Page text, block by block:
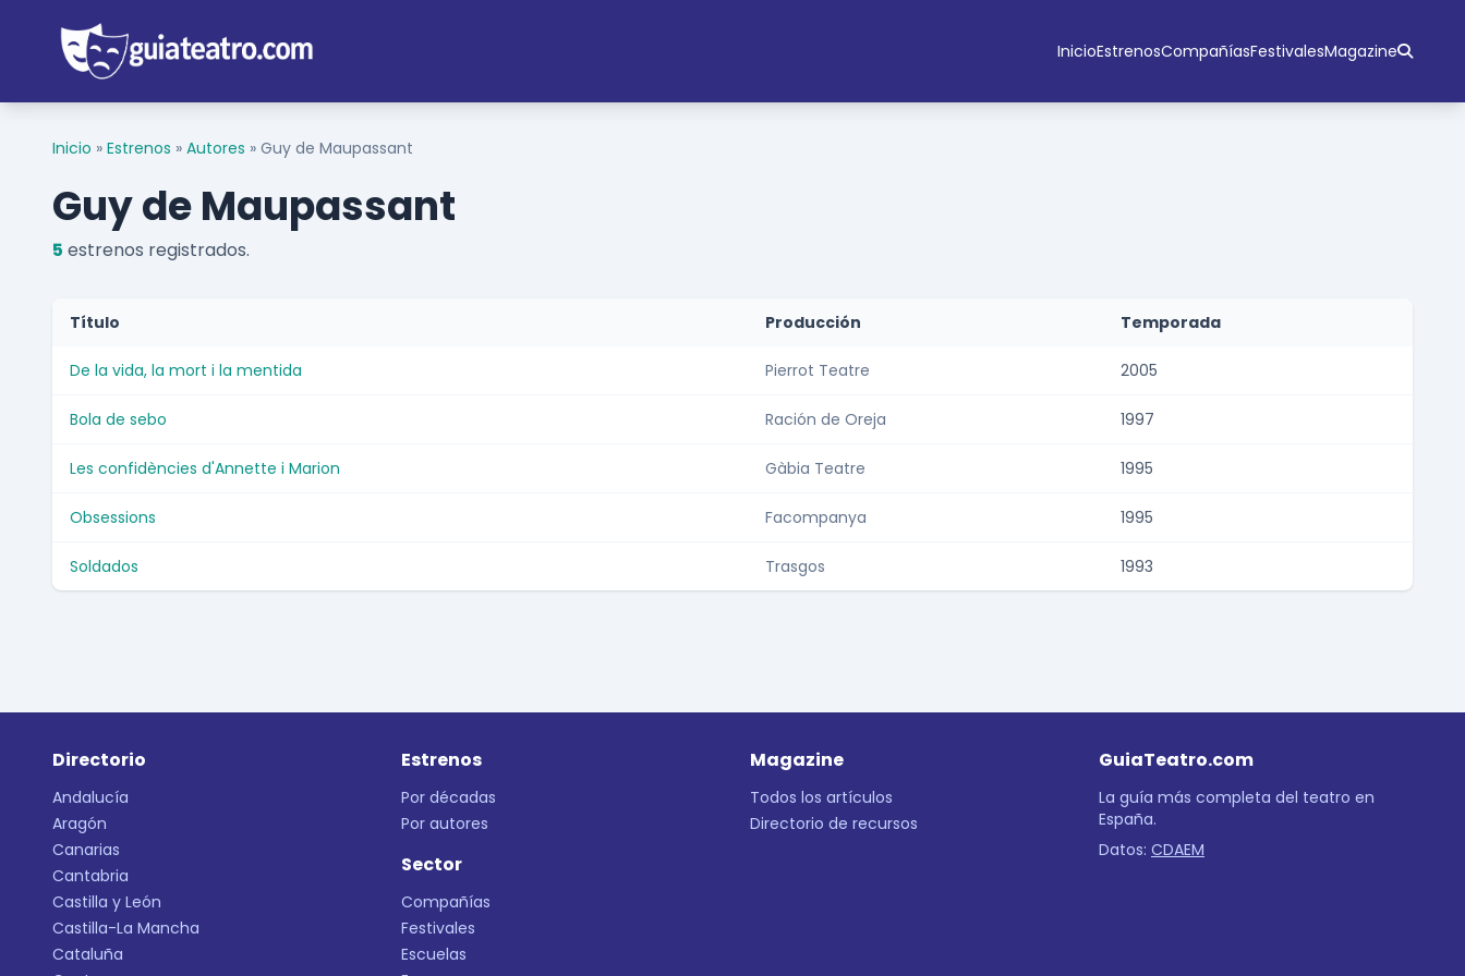
InicioEstrenosCompañíasFestivalesMagazine
Inicio » Estrenos » Autores » Guy de Maupassant
Guy de Maupassant
5 estrenos registrados.
Título Producción Temporada
De la vida, la mort i la mentida Pierrot Teatre 2005
Bola de sebo Ración de Oreja 1997
Les confidències d'Annette i Marion Gàbia Teatre 1995
Obsessions Facompanya 1995
Soldados Trasgos 1993
Directorio
Andalucía
Aragón
Canarias
Cantabria
Castilla y León
Castilla-La Mancha
Cataluña
Estrenos
Por décadas
Por autores
Sector
Compañías
Festivales
Escuelas
Magazine
Todos los artículos
Directorio de recursos
GuiaTeatro.com
La guía más completa del teatro en
España.
Datos: CDAEM